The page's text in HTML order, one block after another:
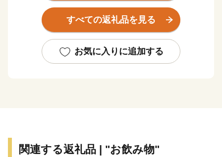
また、日本三奇橋の一つであり、国の名勝指定地に指定
されている「名勝猿橋」や、樹齢１０００年とも言われ
居」の伝統芸能が受け継がれ、先人からの歴史・文化が
今も息づいています。
いたします。。
すべての返礼品を見る
お気に入りに追加する
関連する返礼品 | "お飲み物"